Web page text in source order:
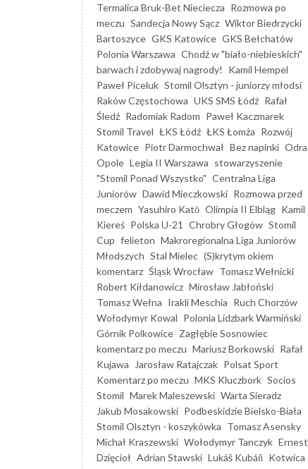
Termalica Bruk-Bet Nieciecza Rozmowa po
meczu Sandecja Nowy Sącz Wiktor Biedrzycki
Bartoszyce GKS Katowice GKS Bełchatów
Polonia Warszawa Chodź w "biało-niebieskich"
barwach i zdobywaj nagrody!
Kamil Hempel
Paweł Piceluk Stomil Olsztyn - juniorzy młodsi
Raków Częstochowa UKS SMS Łódź Rafał
Śledź Radomiak Radom Paweł Kaczmarek
Stomil Travel ŁKS Łódź ŁKS Łomża Rozwój
Katowice Piotr Darmochwał Bez napinki Odra
Opole Legia II Warszawa stowarzyszenie
"Stomil Ponad Wszystko" Centralna Liga
Juniorów Dawid Mieczkowski Rozmowa przed
meczem Yasuhiro Katō Olimpia II Elbląg Kamil
Kiereś Polska U-21 Chrobry Głogów Stomil
Cup felieton Makroregionalna Liga Juniorów
Młodszych Stal Mielec (S)krytym okiem
komentarz Śląsk Wrocław Tomasz Wełnicki
Robert Kiłdanowicz Mirosław Jabłoński
Tomasz Wełna Irakli Meschia Ruch Chorzów
Wołodymyr Kowal Polonia Lidzbark Warmiński
Górnik Polkowice Zagłębie Sosnowiec
komentarz po meczu Mariusz Borkowski Rafał
Kujawa
Jarosław Ratajczak Polsat Sport
Komentarz po meczu MKS Kluczbork Socios
Stomil Marek Maleszewski Warta Sieradz
Jakub Mosakowski Podbeskidzie Bielsko-Biała
Stomil Olsztyn - koszykówka Tomasz Asensky
Michał Kraszewski Wołodymyr Tanczyk Ernest
Dzięcioł Adrian Stawski Lukáš Kubáň Kotwica